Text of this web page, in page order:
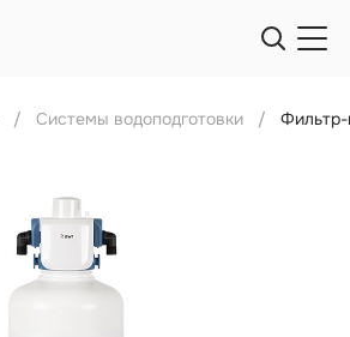
Системы водоподготовки